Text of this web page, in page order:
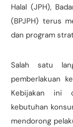
Halal (JPH),
(BPJPH) terus
dan program
Salah satu
pemberlakuan
Kebijakan ini
kebutuhan
mendorong